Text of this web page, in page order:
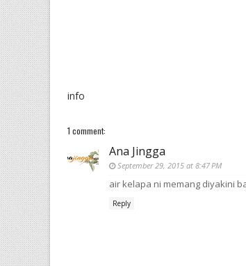
info
1 comment:
Ana Jingga
September 29, 2015 at 8:47 PM
air kelapa ni memang diyakini
Reply